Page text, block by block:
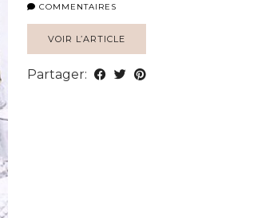
COMMENTAIRES
VOIR L’ARTICLE
Partager: